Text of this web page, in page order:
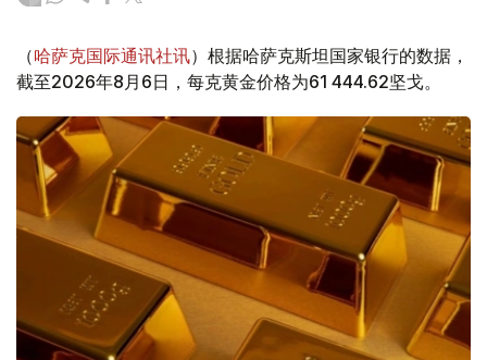
（哈萨克国际通讯社讯）根据哈萨克斯坦国家银行的数据，
截至2026年8月6日，每克黄金价格为61 444.62坚戈。